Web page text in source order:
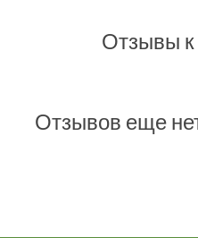
Отзывы к
Отзывов еще